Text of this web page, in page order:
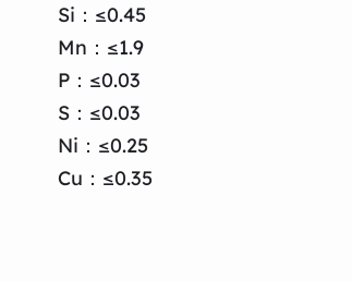
Si：≤0.45
Mn：≤1.9
P：≤0.03
S：≤0.03
Ni：≤0.25
Cu：≤0.35